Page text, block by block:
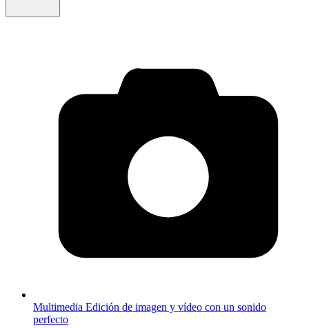
Multimedia Edición de imagen y vídeo con un sonido
perfecto